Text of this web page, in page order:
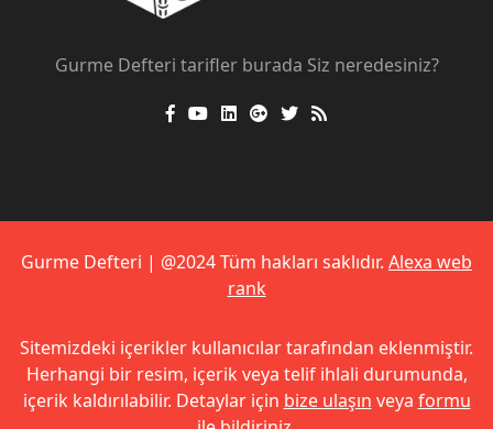
Gurme Defteri tarifler burada Siz neredesiniz?
Gurme Defteri | @2024 Tüm hakları saklıdır. Alexa web
rank
Sitemizdeki içerikler kullanıcılar tarafından eklenmiştir.
Herhangi bir resim, içerik veya telif ihlali durumunda,
içerik kaldırılabilir. Detaylar için bize ulaşın veya formu